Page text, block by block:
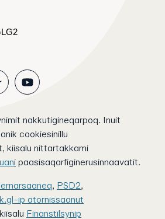
nakkutigineqarpoq. Inuit
cookiesinillu
kiisalu nittartakkami
uani paasisaqarfiginerusinnaavatit.
, PSD2,
ip atornissaanut
kiisalu Finanstilsynip